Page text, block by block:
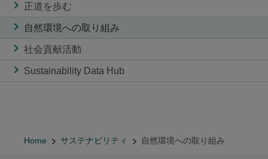
正道を歩む
自然環境への取り組み
社会貢献活動
Sustainability Data Hub
Home サステナビリティ 自然環境への取り組み